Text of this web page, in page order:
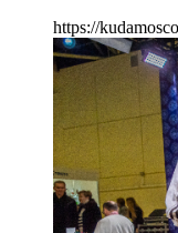
https://